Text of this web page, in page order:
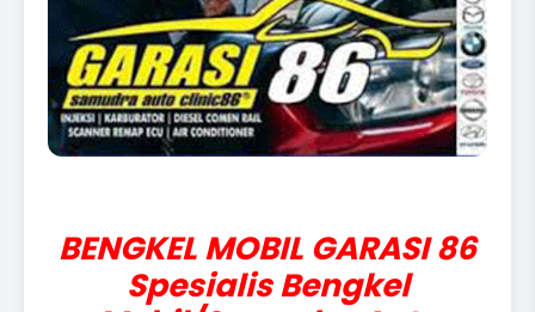
BENGKEL MOBIL GARASI 86
Spesialis Bengkel